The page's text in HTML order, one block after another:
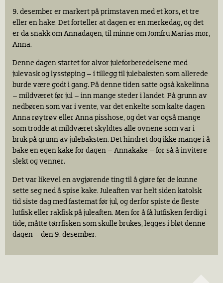
9. desember er markert på primstaven med et kors, et tre
eller en hake. Det forteller at dagen er en merkedag, og det
er da snakk om Annadagen, til minne om Jomfru Marias mor,
Anna.
Denne dagen startet for alvor juleforberedelsene med
julevask og lysstøping – i tillegg til julebaksten som allerede
burde være godt i gang. På denne tiden satte også kakelinna
– mildværet før jul – inn mange steder i landet. På grunn av
nedbøren som var i vente, var det enkelte som kalte dagen
Anna røytrøv eller Anna pisshose, og det var også mange
som trodde at mildværet skyldtes alle ovnene som var i
bruk på grunn av julebaksten. Det hindret dog ikke mange i å
bake en egen kake for dagen – Annakake – for så å invitere
slekt og venner.
Det var likevel en avgjørende ting til å gjøre før de kunne
sette seg ned å spise kake. Juleaften var helt siden katolsk
tid siste dag med fastemat før jul, og derfor spiste de fleste
lutfisk eller rakfisk på juleaften. Men for å få lutfisken ferdig i
tide, måtte tørrfisken som skulle brukes, legges i bløt denne
dagen – den 9. desember.